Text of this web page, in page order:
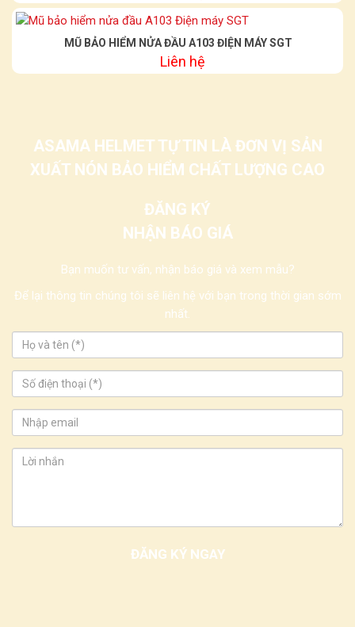
MŨ BẢO HIỂM NỬA ĐẦU A103 ĐIỆN MÁY SGT
Liên hệ
ASAMA HELMET TỰ TIN LÀ ĐƠN VỊ SẢN
XUẤT NÓN BẢO HIỂM CHẤT LƯỢNG CAO
ĐĂNG KÝ
NHẬN BÁO GIÁ
Bạn muốn tư vấn, nhận báo giá và xem mẫu?
Để lại thông tin chúng tôi sẽ liên hệ với bạn trong thời gian sớm
nhất.